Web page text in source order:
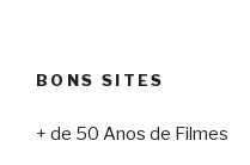
BONS SITES
+ de 50 Anos de Filmes